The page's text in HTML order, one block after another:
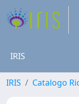
IRIS
IRIS Catalogo